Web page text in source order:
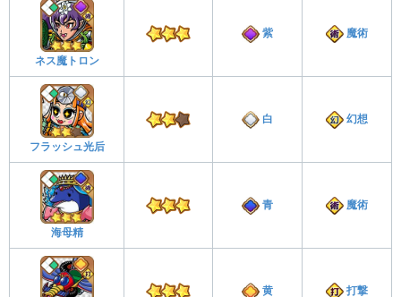
ネス魔トロン
紫 魔術
フラッシュ光后
白 幻想
海母精
青 魔術
黄 打撃